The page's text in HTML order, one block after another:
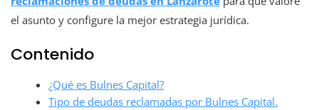
el asunto y configure la mejor estrategia jurídica.
Contenido
¿Qué es Bulnes Capital?
Tipo de deudas reclamadas por Bulnes Capital.